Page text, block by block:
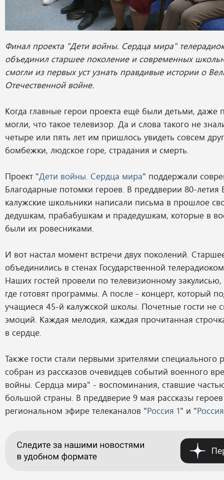
Финал проекта "Дети войны. Сердца мира"
объединил старшее поколение и современных
смогли из первых уст узнать правдивые истории о
Отечественной войне.
Когда главные герои проекта ещё были детьми, даже
могли, что такое телевизор. Да и слова такого не
четыре или пять лет им пришлось увидеть совсем
бомбежки, людское горе, страдания и смерть.
Проект "Дети войны. Сердца мира" поддержали
Благодарные потомки героев. В преддверии 80-
калужские школьники написали письма в прошлое
дедушкам, прабабушкам и прадедушкам, которые в
были их ровесниками.
И вот настал момент встречи двух поколений.
объединились в стенах Государственной
Наших гостей провели по телевизионному закулисью,
где готовят программы. А после - концерт, который
учащиеся 45-й калужской школы. Почетные гости не
эмоций. Каждая мелодия, каждая прочитанная
в сердце.
Также гости стали первыми зрителями специального
собран из рассказов очевидцев событий военного
войны. Сердца мира" - воспоминания, ставшие
большой страны. В преддверие 9 мая рассказы
региональном эфире телеканалов "Россия 1" и "